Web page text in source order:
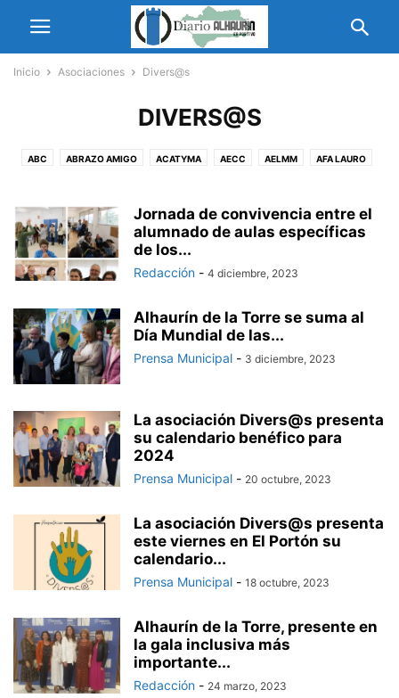
Inicio Asociaciones Divers@s
DIVERS@S
ABC ABRAZO AMIGO ACATYMA AECC AELMM AFA LAURO
APATAT ASAMMA
ASOCIACIÓN CULTURAL AMIGOS DE LAS BELLAS ARTES “PINCEL Y BARRO 04”
ASOCIACIÓN DE MUJERES POR LA ALEGRÍA
ASOCIACIÓN DE PRENSA MÁLAGA
ASOCIACIÓN GIRASOLES ASOCIACIÓN MARROQUÍ
ASOCIACIÓN ROCIERA ASOCIACIÓN SENDERISTA MALAKA TREKKING
ASOIN AUPE AVOI AYFEM
CÍRCULO DE EMPRESARIOS CLUB LANDWHER COLEGIO DE PERIODISTAS
CONFEDERACIÓN ANDALUZA DE COMERCIO (CAC) COPRODELI
CORAL SANTA CECILIA CORO AMANECER
CORO TRÉBOL DE AGUA CROCHETERAS CRUZ ROJA DE ESPAÑA
FEDELHORCE FEDERACIÓN ASEM FEDERACIÓN DE PEÑAS FEMAPE
FUNDACIÓN CESARE SCARIOLO
FUNDACIÓN MANUEL ALCÁNTARA GRUPO DE BAILE RAQUEL ARIAS
MONITOR@S PARA LA INTEGRACIÓN NENA PAINE PALATAT
PARADOS EN ACCIÓN PDSS PEÑA BARCELONISTA
PINCEL Y BARRO PODER PERRUNO
RAÍCES Y HORIZONTE ROMPESUELAS SENDAVERDE
Jornada de convivencia entre el
alumnado de aulas específicas
de los...
Redacción - 4 diciembre, 2023
Alhaurín de la Torre se suma al
Día Mundial de las...
Prensa Municipal - 3 diciembre, 2023
La asociación Divers@s presenta
su calendario benéfico para
2024
Prensa Municipal - 20 octubre, 2023
La asociación Divers@s presenta
este viernes en El Portón su
calendario...
Prensa Municipal - 18 octubre, 2023
Alhaurín de la Torre, presente en
la gala inclusiva más
importante...
Redacción - 24 marzo, 2023